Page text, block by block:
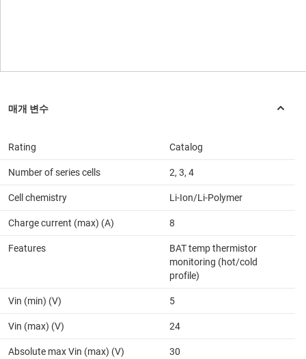
Rating Catalog
Number of series cells 2, 3, 4
Cell chemistry Li-Ion/Li-Polymer
Charge current (max) (A) 8
Features
BAT temp thermistor
monitoring (hot/cold
profile)
Vin (min) (V) 5
Vin (max) (V) 24
Absolute max Vin (max) (V) 30